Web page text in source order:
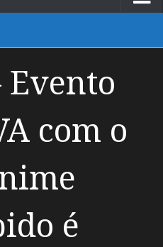
com o
é